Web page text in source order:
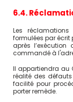
6.4.
Les
formulées par écrit
après
commandé à
Il appartiendra au
réalité des défauts
facilité pour
porter remède.